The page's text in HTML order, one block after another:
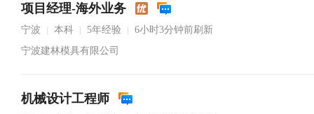
项目经理-海外业务
宁波 本科 5年经验
6小时3分钟前刷新
宁波建林模具有限公司
机械设计工程师